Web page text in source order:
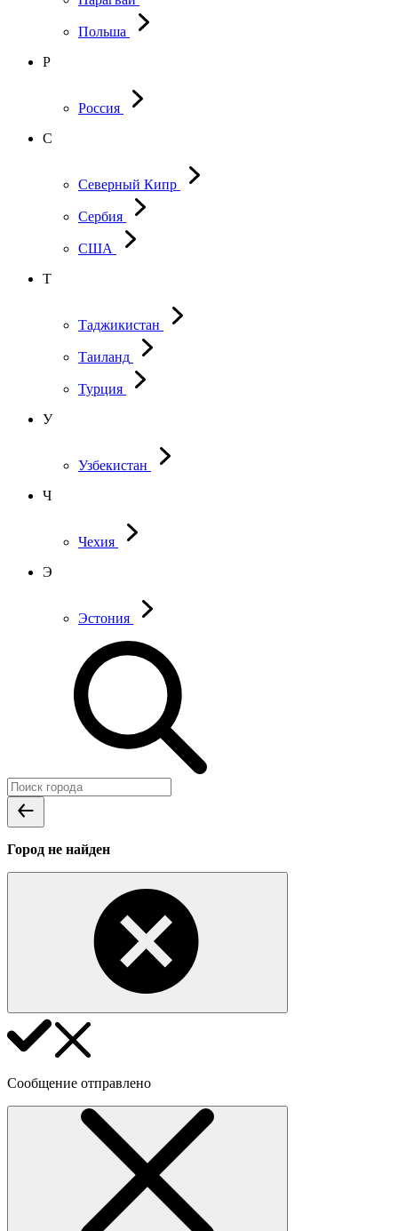
Польша
Р
Россия
С
Северный Кипр
Сербия
США
Т
Таджикистан
Таиланд
Турция
У
Узбекистан
Ч
Чехия
Э
Эстония
Город не найден
Сообщение отправлено